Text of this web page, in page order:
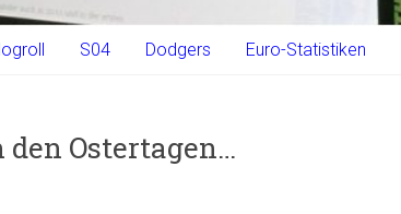
S04 Dodgers Euro-Statistiken
den Ostertagen…